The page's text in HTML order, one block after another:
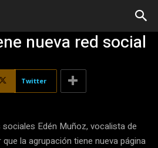
nueva red social
Twitter
Edén Muñoz, vocalista de
la agrupación tiene nueva página